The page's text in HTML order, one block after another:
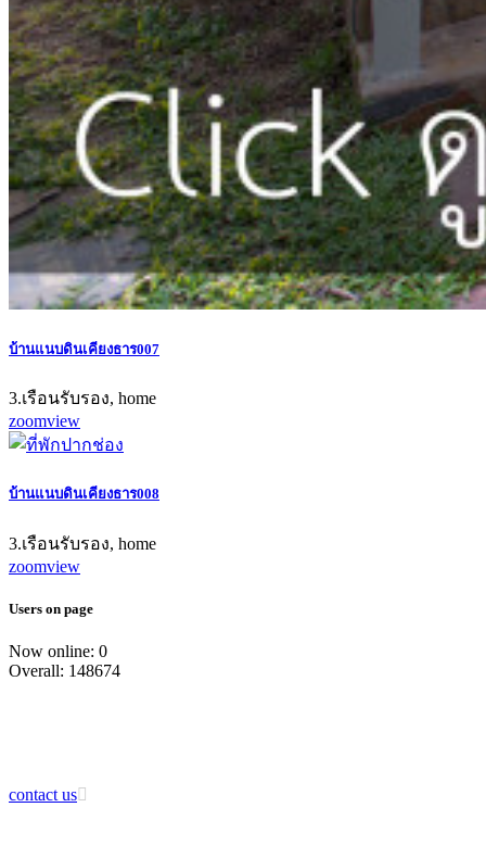
บ้านแนบดินเคียงธาร007
3.เรือนรับรอง, home
zoomview
บ้านแนบดินเคียงธาร008
3.เรือนรับรอง, home
zoomview
Users on page
Now online: 0
Overall: 148674
contact us